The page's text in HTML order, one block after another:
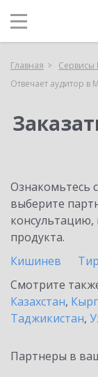
Главная Сервисы
Отвечает аудитор в
Ознакомьтесь
выберите
продукта.
Кишинев
Смотрите
Казахстан,
Таджикистан,
Партнеры в